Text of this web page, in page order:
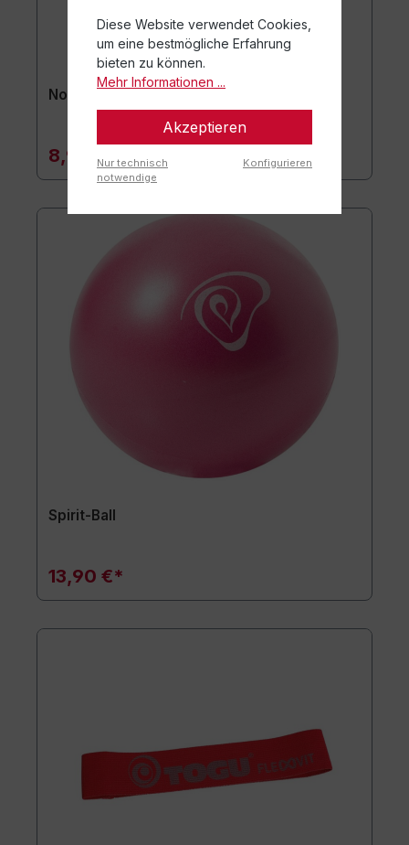
Noppenball lang 11 x 5 cm
8,90 €*
Spirit-Ball
13,90 €*
Diese Website verwendet Cookies,
um eine bestmögliche Erfahrung
bieten zu können.
Mehr Informationen ...
Akzeptieren
Nur technisch
notwendige
Konfigurieren